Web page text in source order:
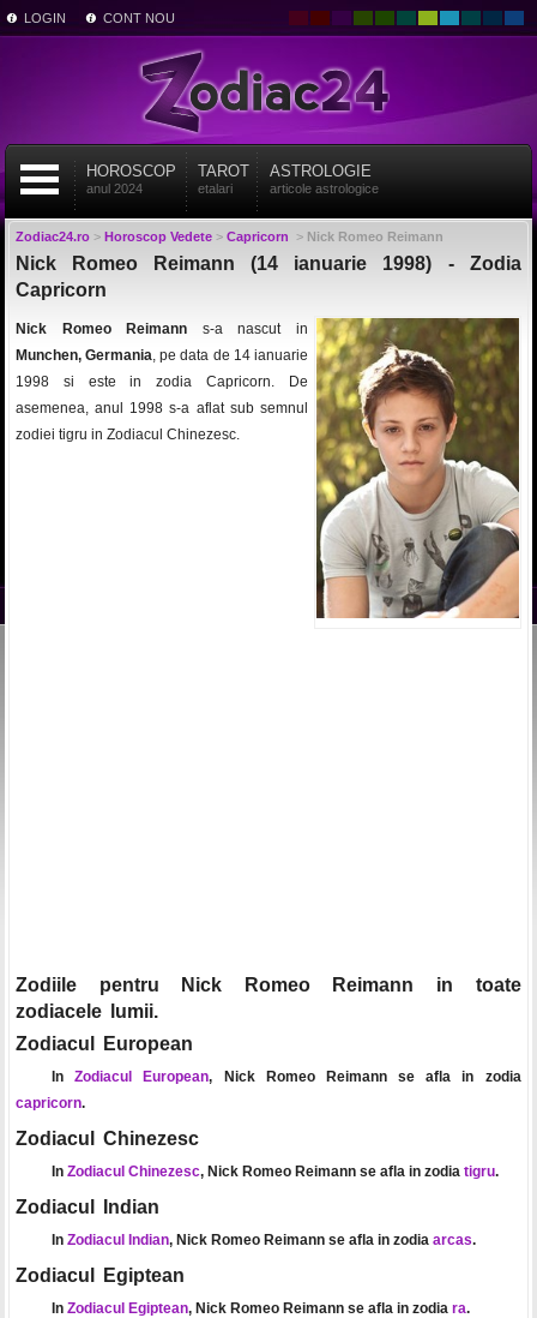
LOGIN CONT NOU
HOROSCOP
anul 2024
TAROT
etalari
ASTROLOGIE
articole astrologice
Zodiac24.ro> Horoscop Vedete> Capricorn > Nick Romeo Reimann
Nick Romeo Reimann (14 ianuarie 1998) - Zodia
Capricorn
Nick Romeo Reimann s-a nascut in
Munchen, Germania, pe data de 14 ianuarie
1998 si este in zodia Capricorn. De
asemenea, anul 1998 s-a aflat sub semnul
zodiei tigru in Zodiacul Chinezesc.
Zodiile pentru Nick Romeo Reimann in toate
zodiacele lumii.
Zodiacul European
InZodiacul European, Nick Romeo Reimann se afla in zodia
capricorn.
Zodiacul Chinezesc
In Zodiacul Chinezesc, Nick Romeo Reimann se afla in zodia tigru.
Zodiacul Indian
In Zodiacul Indian, Nick Romeo Reimann se afla in zodia arcas.
Zodiacul Egiptean
In Zodiacul Egiptean, Nick Romeo Reimann se afla in zodia ra.